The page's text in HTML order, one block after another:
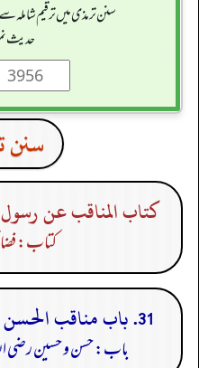
سنن ترمذی میں ترقیم شاملہ
حدیث
سنن
كتاب المناقب عن
کتاب:
31. باب مناقب الحسن والحسين عليهما السلام
باب: حسن و حسین رضی